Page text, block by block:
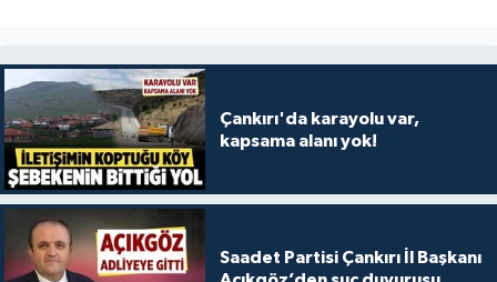
Çankırı'da karayolu var,
kapsama alanı yok!
Saadet Partisi Çankırı İl Başkanı